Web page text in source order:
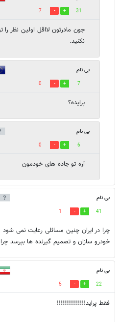
31
7
جون مادرتون لااقل اولين نظر
نكنيد.
بی نام
7
0
پرایده؟
بی نام
6
0
آره تو جاده های خودمون
بی نام
41
1
چرا در ایران چنین مسائلی رعایت نمی
خودرو سازان و تصمیم گیرنده ها بپرسد
بی نام
22
5
فقط پراید!!!!!!!!!!!!!!!